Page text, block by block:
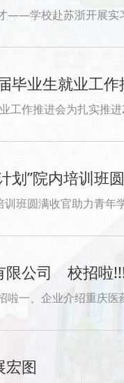
，精准对接产业人才需求，优化实习基地建设质量，近
毕业生就业工作
明确方向、压实责任、凝聚合力，4月28日，学校在渝中
划”院内培训班
招就处承办的教育部“中央专项彩票公益基金宏志助航计
限公司 校招啦
12月，是一家具有研发能力和商业能力的三类医疗器械
宏图